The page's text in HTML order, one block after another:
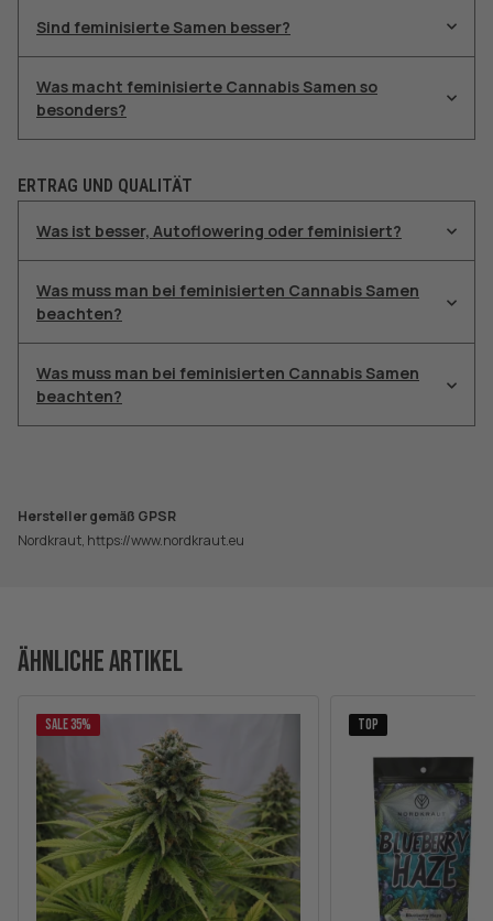
Sind feminisierte Samen besser?
Was macht feminisierte Cannabis Samen so
besonders?
ERTRAG UND QUALITÄT
Was ist besser, Autoflowering oder feminisiert?
Was muss man bei feminisierten Cannabis Samen
beachten?
Was muss man bei feminisierten Cannabis Samen
beachten?
Hersteller gemäß GPSR
Nordkraut, https://www.nordkraut.eu
ÄHNLICHE ARTIKEL
SALE 35% TOP